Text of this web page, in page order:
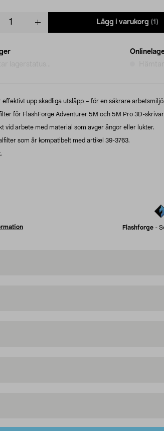
Lägg i varukorg (1)
effektivt upp skadliga utsläpp – för en säkrare arbetsmiljö.
filter för FlashForge Adventurer 5M och 5M Pro 3D-
vid arbete med material som avger ångor eller lukter.
som är kompatibelt med artikel 39-3763.
Flashforge -